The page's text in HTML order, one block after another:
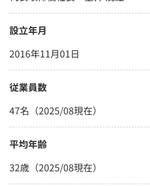
設立年月
2016年11月01日
従業員数
47名（2025/08現在）
平均年齢
32歳（2025/08現在）